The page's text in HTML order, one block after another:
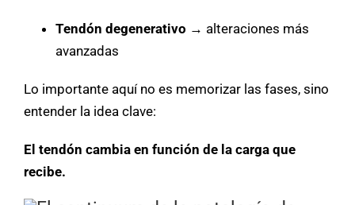
Tendón degenerativo → alteraciones más
avanzadas
Lo importante aquí no es memorizar las fases, sino
entender la idea clave:
El tendón cambia en función de la carga que
recibe.